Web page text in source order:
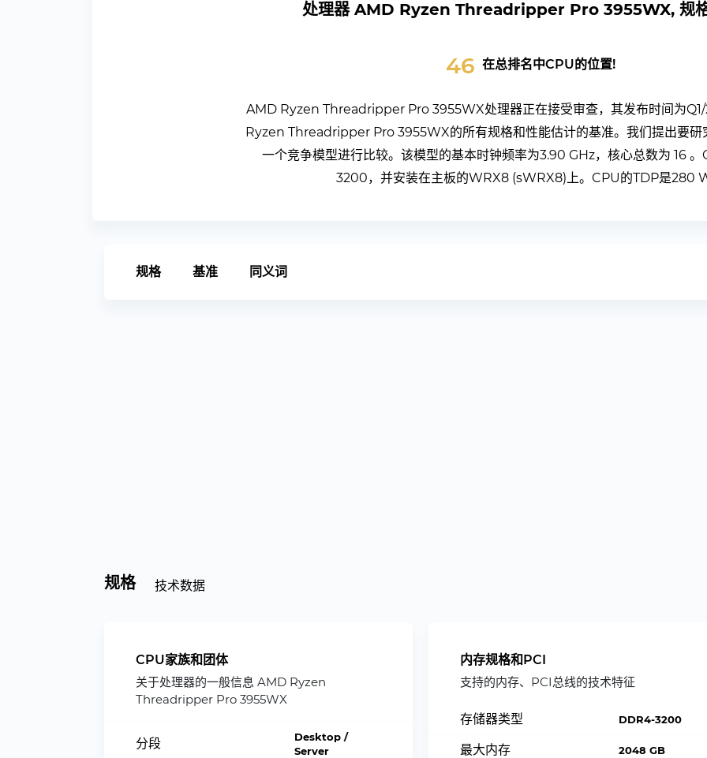
处理器 AMD Ryzen Threadripper Pro 3955WX, 规
46 在总排名中CPU的位置!
AMD Ryzen Threadripper Pro 3955WX处理器正在接受审查，其发布时间为
Ryzen Threadripper Pro 3955WX的所有规格和性能估计的基准。我们提出要研
一个竞争模型进行比较。该模型的基本时钟频率为3.90 GHz，核心总数为 16
3200，并安装在主板的WRX8 (sWRX8)上。CPU的TDP是280
规格 基准 同义词
规格 技术数据
CPU家族和团体
关于处理器的一般信息 AMD Ryzen
Threadripper Pro 3955WX
分段
Desktop /
Server
内存规格和PCI
支持的内存、PCI总线的技术特征
存储器类型 DDR4-3200
最大内存 2048 GB